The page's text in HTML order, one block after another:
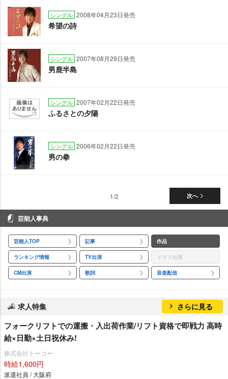
シングル 2008年04月23日発売
希望の詩
シングル 2007年08月29日発売
男鹿半島
シングル 2007年02月22日発売
ふるさとの夕陽
シングル 2006年02月22日発売
男の拳
次へ
1/2
芸能人事典
芸能人TOP 記事 作品
ランキング情報 TV出演 ドラマ出演
CM出演 歌詞 音楽配信
求人特集 さらに見る
フォークリフトでの運搬・入出荷作業/リフト資格で即戦力 高時
給×日勤×土日祝休み!
株式会社トーコー
時給1,600円
派遣社員 / 大阪府